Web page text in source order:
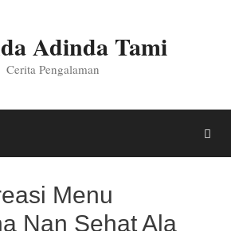
Adinda Tami
Cerita Pengalaman
Menu
Nan Sehat Ala